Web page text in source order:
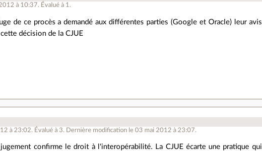
à 10:37. Évalué à 1 .
de ce procès a demandé aux différentes parties (Google et Oracle) leur avis
décision de la CJUE
à 23:02. Évalué à 3. Dernière modification le 03 mai 2012 à 23:07.
jugement confirme le droit à l'interopérabilité. La CJUE écarte une pratique qui